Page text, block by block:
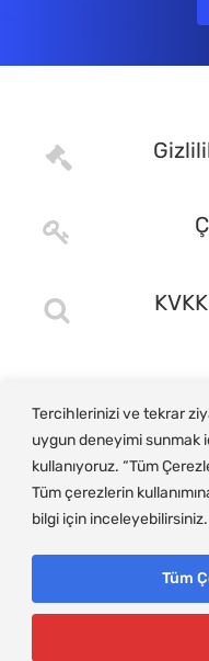
Tercihlerinizi ve tekrar
uygun deneyimi sunmak
kullanıyoruz. “Tüm
Tüm çerezlerin
bilgi için inceleyebilirsiniz.
Tüm